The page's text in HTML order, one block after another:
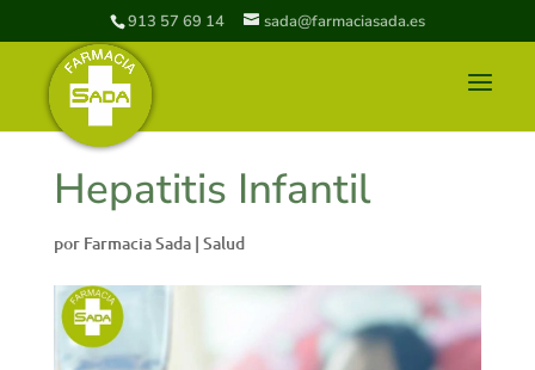
913 57 69 14 sada@farmaciasada.es
Hepatitis Infantil
por Farmacia Sada| Salud